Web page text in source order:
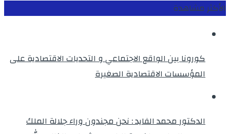
الأكثر مشاهدة
كورونا بين الواقع الاجتماعي و التحديات الاقتصادية على
المؤسسات الاقتصادية الصغيرة
الدكتور محمد الفايد : نحن مجندون وراء جلالة الملك